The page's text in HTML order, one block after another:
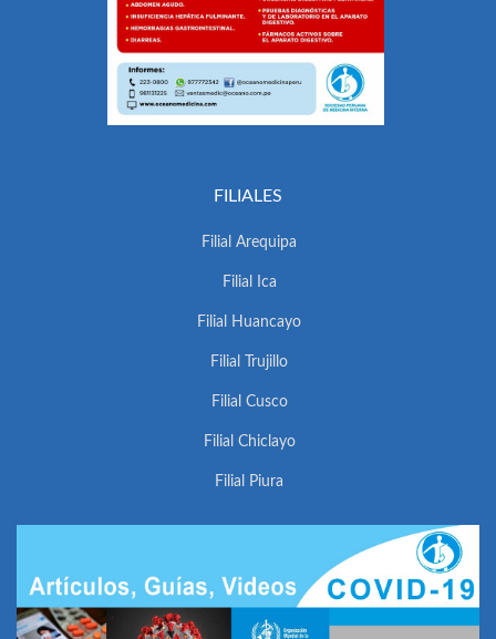
FILIALES
Filial Arequipa
Filial Ica
Filial Huancayo
Filial Trujillo
Filial Cusco
Filial Chiclayo
Filial Piura